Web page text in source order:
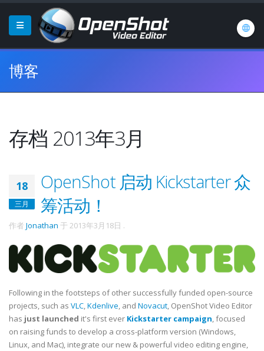
博客
存档 2013年3月
18
三月
OpenShot 启动 Kickstarter 众
筹活动！
作者 Jonathan 于 2013年3月18日 .
Following in the footsteps of other successfully funded open-source
projects, such as VLC,Kdenlive, and Novacut, OpenShot Video Editor
has just launched it's first ever Kickstarter campaign, focused
on raising funds to develop a cross-platform version (Windows,
Linux, and Mac), integrate our new & powerful video editing engine,